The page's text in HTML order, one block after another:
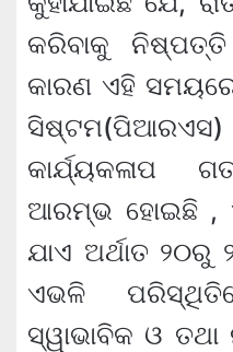
କରିବାକୁ
କାରଣ ଏହି
ସିଷ୍ଟମ(ପିଆରଏସ)
କାର୍ଯ୍ୟକଳାପ
ଆରମ୍ଭ ହୋଇଛି ,
ଯାଏ ଅର୍ଥାତ ୨୦ରୁ
ଏଭଳି
ସ୍ୱାଭାବିକ ଓ